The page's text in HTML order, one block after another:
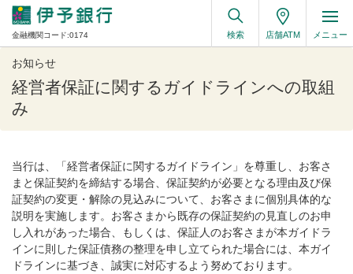
金融機関コード:0174 検索 店舗ATM メニュー
お知らせ
経営者保証に関するガイドラインへの取組
み
当行は、「経営者保証に関するガイドライン」を尊重し、お客さ
まと保証契約を締結する場合、保証契約が必要となる理由及び保
証契約の変更・解除の見込みについて、お客さまに個別具体的な
説明を実施します。お客さまから既存の保証契約の見直しのお申
し入れがあった場合、もしくは、保証人のお客さまが本ガイドラ
インに則した保証債務の整理を申し立てられた場合には、本ガイ
ドラインに基づき、誠実に対応するよう努めております。